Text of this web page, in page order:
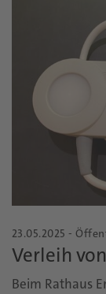
23.05.2025 -
Verleih
Beim Rathaus